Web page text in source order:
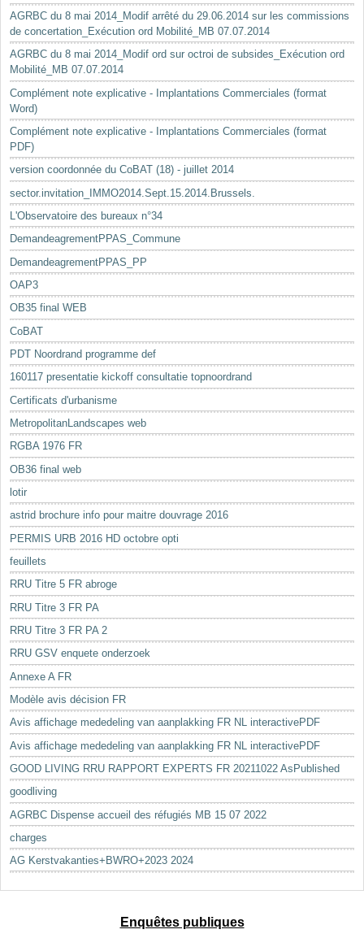
AGRBC du 8 mai 2014_Modif arrêté du 29.06.2014 sur les commissions
de concertation_Exécution ord Mobilité_MB 07.07.2014
AGRBC du 8 mai 2014_Modif ord sur octroi de subsides_Exécution ord
Mobilité_MB 07.07.2014
Complément note explicative - Implantations Commerciales (format
Word)
Complément note explicative - Implantations Commerciales (format
PDF)
version coordonnée du CoBAT (18) - juillet 2014
sector.invitation_IMMO2014.Sept.15.2014.Brussels.
L'Observatoire des bureaux n°34
DemandeagrementPPAS_Commune
DemandeagrementPPAS_PP
OAP3
OB35 final WEB
CoBAT
PDT Noordrand programme def
160117 presentatie kickoff consultatie topnoordrand
Certificats d'urbanisme
MetropolitanLandscapes web
RGBA 1976 FR
OB36 final web
lotir
astrid brochure info pour maitre douvrage 2016
PERMIS URB 2016 HD octobre opti
feuillets
RRU Titre 5 FR abroge
RRU Titre 3 FR PA
RRU Titre 3 FR PA 2
RRU GSV enquete onderzoek
Annexe A FR
Modèle avis décision FR
Avis affichage mededeling van aanplakking FR NL interactivePDF
Avis affichage mededeling van aanplakking FR NL interactivePDF
GOOD LIVING RRU RAPPORT EXPERTS FR 20211022 AsPublished
goodliving
AGRBC Dispense accueil des réfugiés MB 15 07 2022
charges
AG Kerstvakanties+BWRO+2023 2024
Enquêtes publiques